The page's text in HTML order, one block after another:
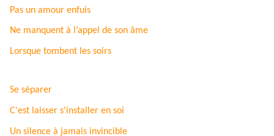
Pas un amour enfuis
Ne manquent à l’appel de son âme
Lorsque tombent les soirs
Se séparer
C'est laisser s'installer en soi
Un silence à jamais invincible